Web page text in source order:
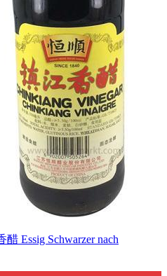
醋 Essig Schwarzer nach